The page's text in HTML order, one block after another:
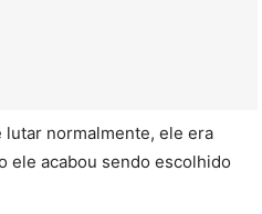
lutar normalmente, ele era
ele acabou sendo escolhido